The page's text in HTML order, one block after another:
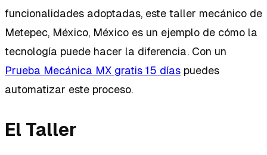
funcionalidades adoptadas, este taller mecánico de
Metepec, México, México es un ejemplo de cómo la
tecnología puede hacer la diferencia. Con un
Prueba Mecánica MX gratis 15 días puedes
automatizar este proceso.
El Taller